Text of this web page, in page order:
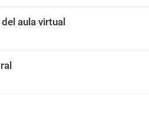
aula virtual